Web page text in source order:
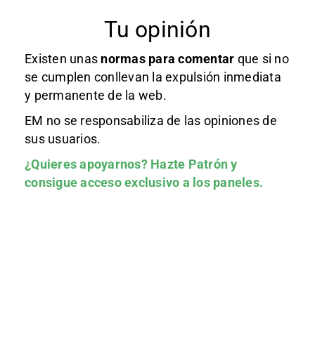
Tu opinión
Existen unas normas para comentar que si no
se cumplen conllevan la expulsión inmediata
y permanente de la web.
EM no se responsabiliza de las opiniones de
sus usuarios.
¿Quieres apoyarnos? Hazte Patróny
consigue acceso exclusivo a los paneles.